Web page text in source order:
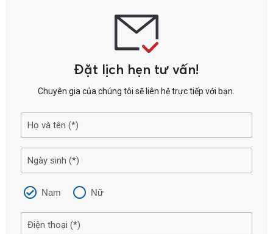
Đặt lịch hẹn tư vấn!
Chuyên gia của chúng tôi sẽ liên hệ trực tiếp với bạn.
Nam Nữ